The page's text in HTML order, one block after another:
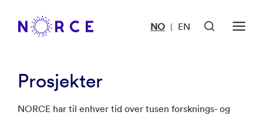
NO | EN
Prosjekter
NORCE har til enhver tid over tusen forsknings- og